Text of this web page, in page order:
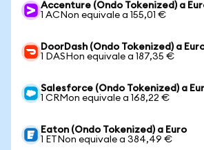
Accenture (Ondo Tokenized) a
1 ACNon equivale a 155,01 €
DoorDash (Ondo Tokenized) a
1 DASHon equivale a 187,35 €
Salesforce (Ondo Tokenized) a
1 CRMon equivale a 168,22 €
Eaton (Ondo Tokenized) a Euro
1 ETNon equivale a 384,49 €